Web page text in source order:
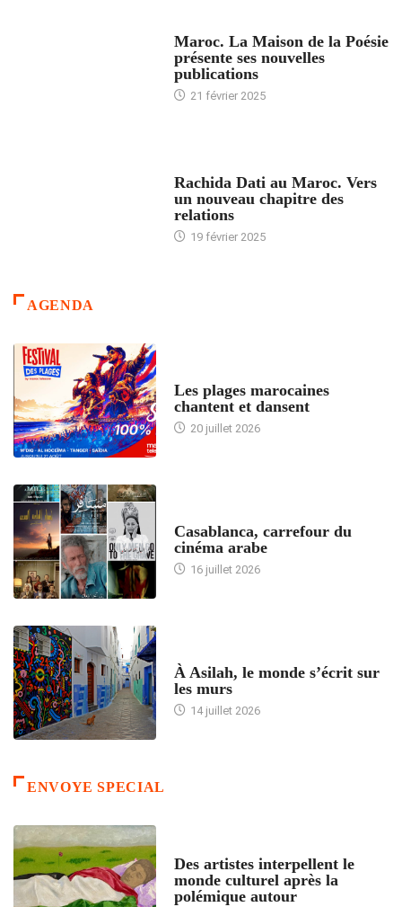
Maroc. La Maison de la Poésie
présente ses nouvelles
publications
21 février 2025
Rachida Dati au Maroc. Vers
un nouveau chapitre des
relations
19 février 2025
AGENDA
Les plages marocaines
chantent et dansent
20 juillet 2026
Casablanca, carrefour du
cinéma arabe
16 juillet 2026
À Asilah, le monde s’écrit sur
les murs
14 juillet 2026
ENVOYE SPECIAL
Des artistes interpellent le
monde culturel après la
polémique autour